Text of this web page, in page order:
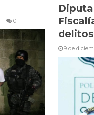
0
9 de